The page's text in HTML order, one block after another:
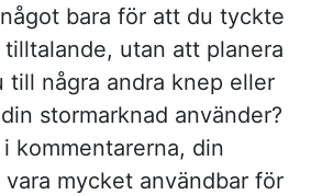
bara för att du tyckte
utan att planera
till några andra knep eller
stormarknad använder?
kommentarerna, din
mycket användbar för